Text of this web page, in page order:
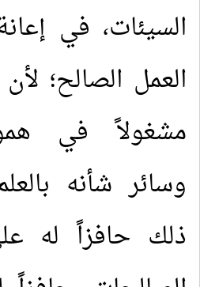
السيئات، في
العمل الصالح؛
مشغولاً في
وسائر شأنه
ذلك حافزاً له